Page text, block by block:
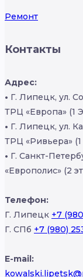
Ремонт
Контакты
Адрес:
• Г. Липецк, ул.
ТРЦ «Европа» (1
• Г. Липецк, ул.
ТРЦ «Ривьера»
• Г. Санкт-
«Европолис» (2
Телефон:
Г. Липецк +7
Г. СПб +7 (980)
E-mail: